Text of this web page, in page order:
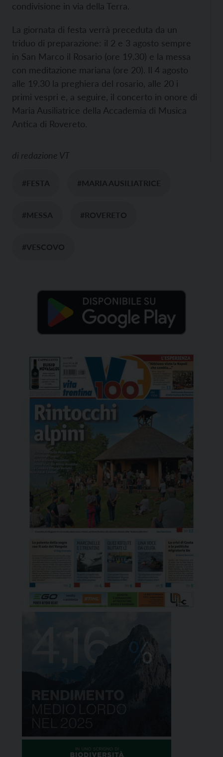
condivisione in via della Terra.
La giornata di festa verrà preceduta da un
triduo di preparazione: il 2 e 3 agosto sempre
in San Marco il Rosario (ore 19.30) e la messa
con meditazione mariana (ore 20). Il 4 agosto
alle 19.30 la preghiera del rosario, alle 20 i
primi vespri e, a seguire, il concerto in onore di
Maria Ausiliatrice della Accademia di Musica
Antica di Rovereto.
di redazione VT
#FESTA #MARIA AUSILIATRICE
#MESSA #ROVERETO
#VESCOVO